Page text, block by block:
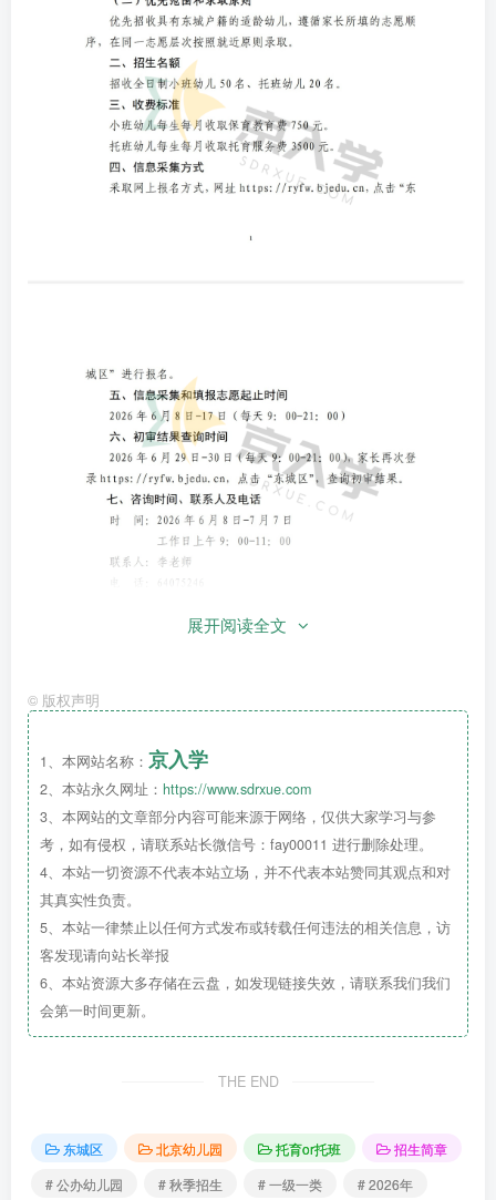
展开阅读全文
© 版权声明
1、本网站名称： 京入学
2、本站永久网址： https://www.sdrxue.com
3、本网站的文章部分内容可能来源于网络，仅供大家学习与参
考，如有侵权，请联系站长微信号：fay00011 进行删除处理。
4、本站一切资源不代表本站立场，并不代表本站赞同其观点和对
其真实性负责。
5、本站一律禁止以任何方式发布或转载任何违法的相关信息，访
客发现请向站长举报
6、本站资源大多存储在云盘，如发现链接失效，请联系我们我们
会第一时间更新。
THE END
东城区 北京幼儿园 托育or托班
招生简章
# 公办幼儿园
# 秋季招生 # 一级一类 # 2026年